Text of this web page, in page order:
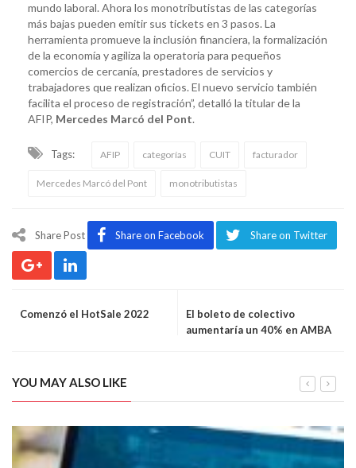
mundo laboral. Ahora los monotributistas de las categorías
más bajas pueden emitir sus tickets en 3 pasos. La
herramienta promueve la inclusión financiera, la formalización
de la economía y agiliza la operatoria para pequeños
comercios de cercanía, prestadores de servicios y
trabajadores que realizan oficios. El nuevo servicio también
facilita el proceso de registración”, detalló la titular de la
AFIP, Mercedes Marcó del Pont.
Tags: AFIP categorías CUIT facturador
Mercedes Marcó del Pont monotributistas
Share Post Share on Facebook Share on Twitter
Comenzó el HotSale 2022
El boleto de colectivo
aumentaría un 40% en AMBA
YOU MAY ALSO LIKE